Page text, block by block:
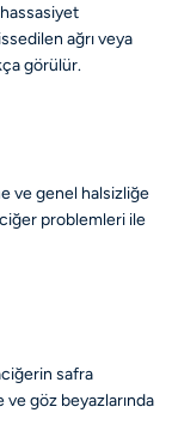
ağrı veya
görülür.
ve genel halsizliğe
problemleri ile
safra
göz beyazlarında